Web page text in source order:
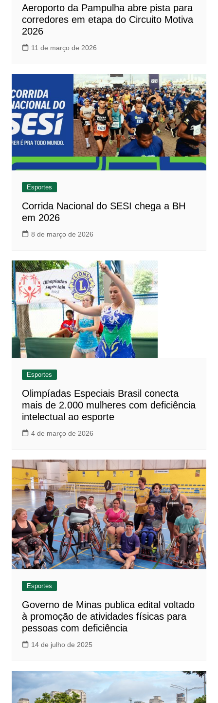
Aeroporto da Pampulha abre pista para
corredores em etapa do Circuito Motiva
2026
11 de março de 2026
Esportes
Corrida Nacional do SESI chega a BH
em 2026
8 de março de 2026
Esportes
Olimpíadas Especiais Brasil conecta
mais de 2.000 mulheres com deficiência
intelectual ao esporte
4 de março de 2026
Esportes
Governo de Minas publica edital voltado
à promoção de atividades físicas para
pessoas com deficiência
14 de julho de 2025